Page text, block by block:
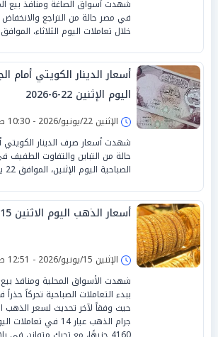
شهدت أسواق الصاغة ومنافذ بيع
في مصر حالة من التراجع
خلال تعاملات اليوم الثلاثاء، الموافق 23 يونيو 2026.
أسعار الدينار الكويتي أمام
اليوم الإثنين 22-6-2026
الإثنين 22/يونيو/2026 - 10:30 ص
شهدت أسعار صرف الدينار الكويتي
حالة من التباين والتفاوت الطفيف
الصباحية اليوم الإثنين، الموافق 22 يونيو 2026.
أسعار الذهب اليوم الاثنين 15-6-2026 في مصر
الإثنين 15/يونيو/2026 - 12:51 ص
شهدت الأسواق المحلية ومنافذ
ببدء التعاملات الصباحية تحركاً
حيث وفقاً لآخر تحديث لسعر